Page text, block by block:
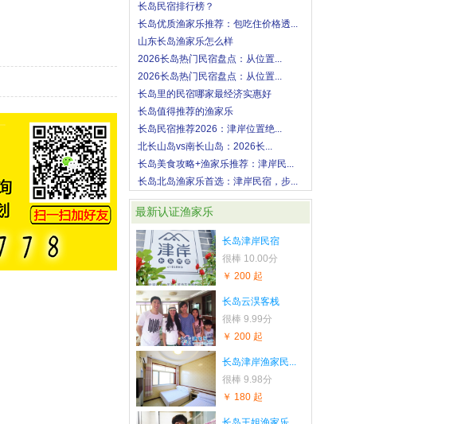
长岛民宿排行榜？
长岛优质渔家乐推荐：包吃住价格透...
山东长岛渔家乐怎么样
2026长岛热门民宿盘点：从位置...
2026长岛热门民宿盘点：从位置...
长岛里的民宿哪家最经济实惠好
长岛值得推荐的渔家乐
长岛民宿推荐2026：津岸位置绝...
北长山岛vs南长山岛：2026长...
长岛美食攻略+渔家乐推荐：津岸民...
长岛北岛渔家乐首选：津岸民宿，步...
最新认证渔家乐
长岛津岸民宿
很棒 10.00分
￥ 200 起
长岛云淏客栈
很棒 9.99分
￥ 200 起
长岛津岸渔家民...
很棒 9.98分
￥ 180 起